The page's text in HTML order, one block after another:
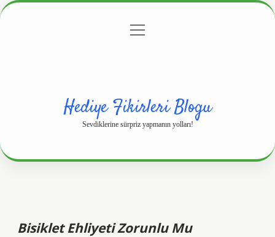
Gizlilik Politikası
menüyü
Hediye Fikirleri Blogu
Sevdiklerine sürpriz yapmanın yolları!
Bisiklet Ehliyeti Zorunlu Mu